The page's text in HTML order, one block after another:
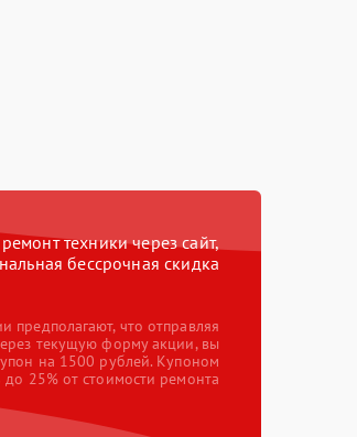
техники через сайт,
бессрочная скидка
предполагают, что отправляя
текущую форму акции, вы
на 1500 рублей. Купоном
25% от стоимости ремонта